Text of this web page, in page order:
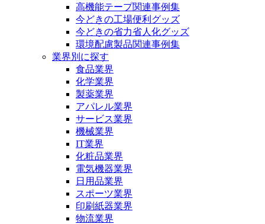
高機能テープ関連事例集
今どきの工場便利グッズ
今どきの省力省人化グッズ
環境配慮製品関連事例集
業界別に探す
食品業界
化学業界
製薬業界
アパレル業界
サービス業界
機械業界
IT業界
化粧品業界
電気機器業界
日用品業界
スポーツ業界
印刷紙器業界
物流業界